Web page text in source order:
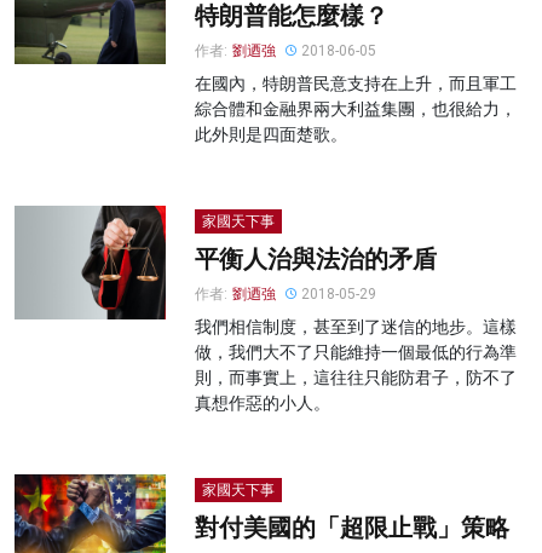
特朗普能怎麼樣？
作者: 劉迺強 2018-06-05
在國內，特朗普民意支持在上升，而且軍工
綜合體和金融界兩大利益集團，也很給力，
此外則是四面楚歌。
家國天下事
平衡人治與法治的矛盾
作者: 劉迺強 2018-05-29
我們相信制度，甚至到了迷信的地步。這樣
做，我們大不了只能維持一個最低的行為準
則，而事實上，這往往只能防君子，防不了
真想作惡的小人。
家國天下事
對付美國的「超限止戰」策略